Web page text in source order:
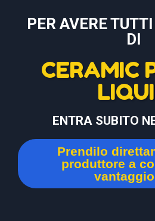
PER AVERE
DI
CERAMIC
ENTRA SUBITO
Prendilo
produttore a